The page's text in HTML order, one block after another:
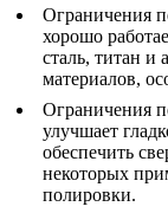
Ограничения
хорошо
сталь, титан и
материалов,
Ограничения
улучшает
обеспечить
некоторых
полировки.